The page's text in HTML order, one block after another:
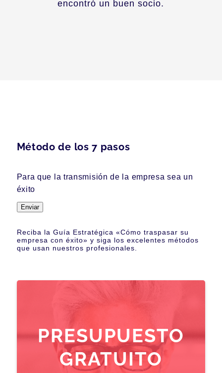
encontró un buen socio.
Método de los 7 pasos
Para que la transmisión de la empresa sea un
éxito
Enviar
Reciba la Guía Estratégica «Cómo traspasar su
empresa con éxito» y siga los excelentes métodos
que usan nuestros profesionales.
PRESUPUESTO
GRATUITO